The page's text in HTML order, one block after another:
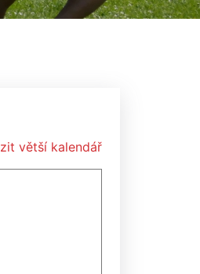
větší kalendář